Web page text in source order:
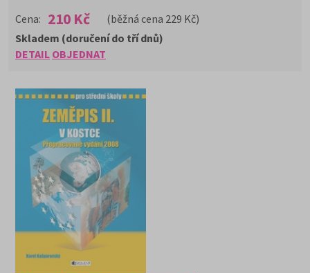
Cena: 210 Kč (běžná cena 229 Kč)
DETAIL OBJEDNAT
Skladem (doručení do tří dnů)